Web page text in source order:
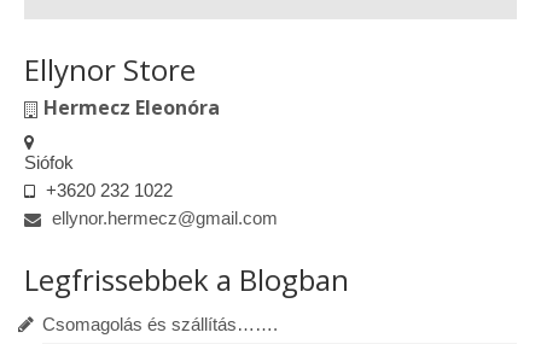
Ellynor Store
Hermecz Eleonóra
Siófok
+3620 232 1022
ellynor.hermecz@gmail.com
Legfrissebbek a Blogban
Csomagolás és szállítás…….